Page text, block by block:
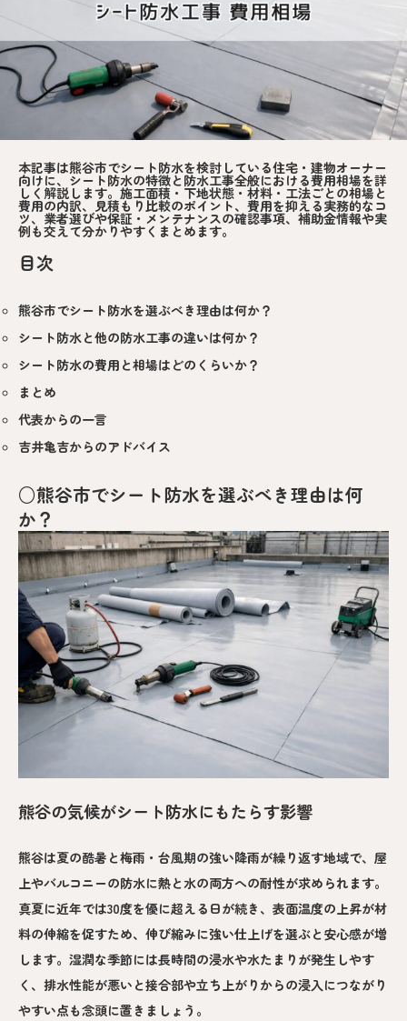
本記事は熊谷市でシート防水を検討している住宅・建物オーナー
向けに、シート防水の特徴と防水工事全般における費用相場を詳
しく解説します。施工面積・下地状態・材料・工法ごとの相場と
費用の内訳、見積もり比較のポイント、費用を抑える実務的なコ
ツ、業者選びや保証・メンテナンスの確認事項、補助金情報や実
例も交えて分かりやすくまとめます。
目次
熊谷市でシート防水を選ぶべき理由は何か？
シート防水と他の防水工事の違いは何か？
シート防水の費用と相場はどのくらいか？
まとめ
代表からの一言
吉井亀吉からのアドバイス
○熊谷市でシート防水を選ぶべき理由は何
か？
熊谷の気候がシート防水にもたらす影響
熊谷は夏の酷暑と梅雨・台風期の強い降雨が繰り返す地域で、屋
上やバルコニーの防水に熱と水の両方への耐性が求められます。
真夏に近年では30度を優に超える日が続き、表面温度の上昇が材
料の伸縮を促すため、伸び縮みに強い仕上げを選ぶと安心感が増
します。湿潤な季節には長時間の浸水や水たまりが発生しやす
く、排水性能が悪いと接合部や立ち上がりからの浸入につながり
やすい点も念頭に置きましょう。